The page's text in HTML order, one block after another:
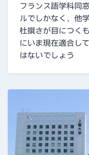
フランス語学科同
ルでしかなく、他
杜撰さが目につく
にいま現在適合し
はないでしょう